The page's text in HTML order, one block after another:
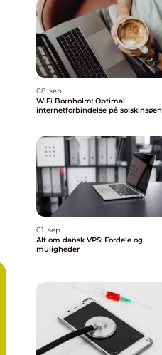
08. sep
WiFi Bornholm: Optimal
internetforbindelse på solskinsøen
01. sep
Alt om dansk VPS: Fordele og
muligheder